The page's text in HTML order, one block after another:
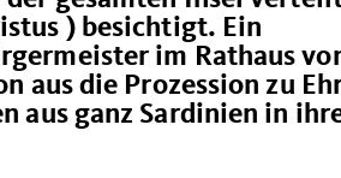
) besichtigt. Ein
im Rathaus
aus die Prozession zu
aus ganz Sardinien in